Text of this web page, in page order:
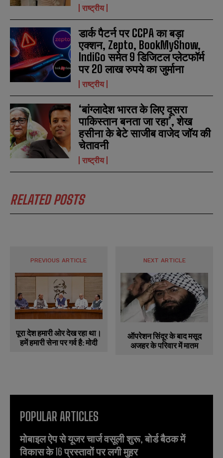
राष्ट्रीय
डार्क पैटर्न पर CCPA का बड़ा
एक्शन, Zepto, BookMyShow,
IndiGo समेत 9 डिजिटल प्लेटफॉर्म
पर 20 लाख रुपये का जुर्माना
राष्ट्रीय
‘बांग्लादेश भारत के लिए दूसरा
पाकिस्तान बनता जा रहा’, शेख
हसीना के बेटे साजीब वाजेद जॉय की
चेतावनी
राष्ट्रीय
RELATED POSTS
PREVIOUS ARTICLE
पूरा देश हमारी ओर देख रहा था।
हमें हमारी सेना पर गर्व है: मोदी
NEXT ARTICLE
ऑपरेशन सिंदूर के बाद मसूद
अजहर के परिवार में मातम
POPULAR ARTICLES
मोबाइल ऐप से यूजर चार्ज वसूली शुरू, बोर्ड बैठक में
विकास के 16 प्रस्तावों पर लगी मुहर